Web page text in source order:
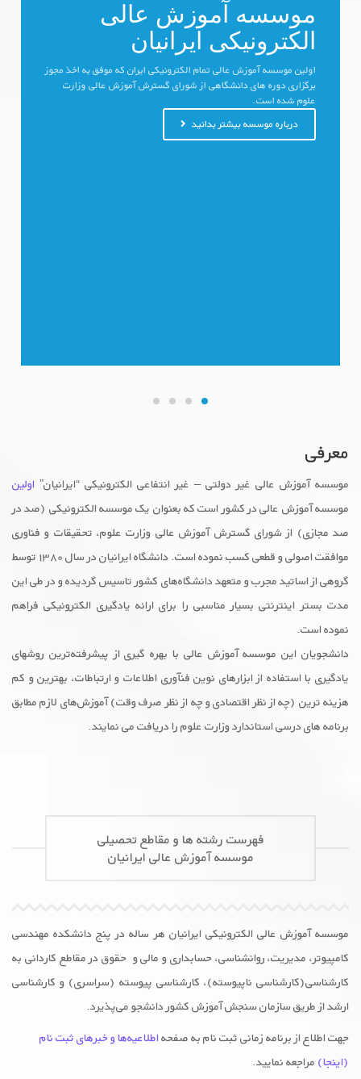
موسسه آموزش عالی
الکترونیکی ایرانیان
اولین موسسه آموزش عالی تمام الکترونیکی ایران که موفق به اخذ مجوز
برگزاری دوره های دانشگاهی از شورای گسترش آموزش عالی وزارت
علوم شده است.
درباره موسسه بیشتر بدانید
معرفی
موسسه آموزش عالی غیر دولتی – غیر انتفاعی الکترونیکی “ایرانیان” اولین
موسسه آموزش عالى در کشور است که بعنوان یک موسسه الکترونیکی (صد در
صد مجازی) از شورای گسترش آموزش عالی وزارت علوم، تحقیقات و فناوری
موافقت اصولی و قطعی کسب نموده است. دانشگاه ایرانیان در سال ۱۳۸۰ توسط
گروهی از اساتید مجرب و متعهد دانشگاه‌های کشور تاسیس گردیده و در طی این
مدت بستر اینترنتی بسیار مناسبی را برای ارائه یادگیری الکترونیکی فراهم
نموده است.
دانشجویان این موسسه آموزش عالی با بهره گیری از پیشرفته‌ترین روشهای
یادگیری با استفاده از ابزارهای نوین فنآوری اطلاعات و ارتباطات، بهترین و کم
هزینه ترین (چه از نظر اقتصادی و چه از نظر صرف وقت) آموزش‌های لازم مطابق
برنامه های درسی استاندارد وزارت علوم را دریافت می نمایند.
فهرست رشته ها و مقاطع تحصیلی
موسسه آموزش عالی ایرانیان
موسسه آموزش عالی الکترونیکی ایرانیان هر ساله در پنج دانشکده‌ مهندسی
کامپیوتر، مدیریت، روانشناسی، حسابداری و مالی و حقوق در مقاطع کاردانی به
کارشناسی(کارشناسی ناپیوسته)، کارشناسی پیوسته (سراسری) و کارشناسی
ارشد از طریق سازمان سنجش آموزش کشور دانشجو می‌پذیرد.
جهت اطلاع از برنامه زمانی ثبت نام به صفحهاطلاعیه‌ها و خبرهای ثبت نام
(اینجا) مراجعه نمایید.